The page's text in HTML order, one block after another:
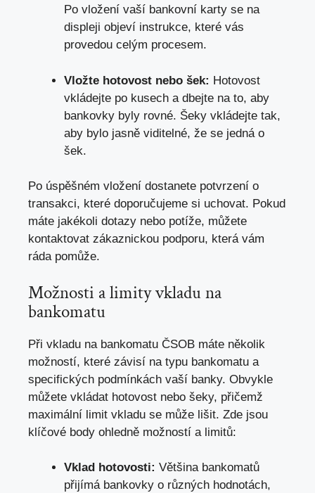
Po vložení vaší bankovní karty se na
displeji objeví instrukce, které vás
provedou celým procesem.
Vložte hotovost nebo šek: Hotovost
vkládejte po kusech a dbejte na to, aby
bankovky byly rovné. Šeky vkládejte tak,
aby bylo jasně viditelné, že se jedná o
šek.
Po úspěšném vložení dostanete potvrzení o
transakci, které doporučujeme si uchovat. Pokud
máte jakékoli dotazy nebo potíže, můžete
kontaktovat zákaznickou podporu, která vám
ráda pomůže.
Možnosti a limity vkladu na
bankomatu
Při vkladu na bankomatu ČSOB máte několik
možností, které závisí na typu bankomatu a
specifických podmínkách vaší banky. Obvykle
můžete vkládat hotovost nebo šeky, přičemž
maximální limit vkladu se může lišit. Zde jsou
klíčové body ohledně možností a limitů:
Vklad hotovosti: Většina bankomatů
přijímá bankovky o různých hodnotách,